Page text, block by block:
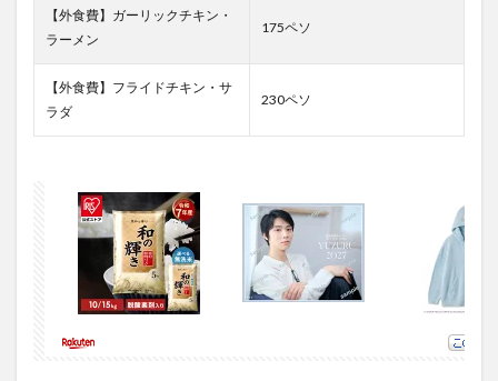
【外食費】ガーリックチキン・
ラーメン
175ペソ
【外食費】フライドチキン・サ
ラダ
230ペソ